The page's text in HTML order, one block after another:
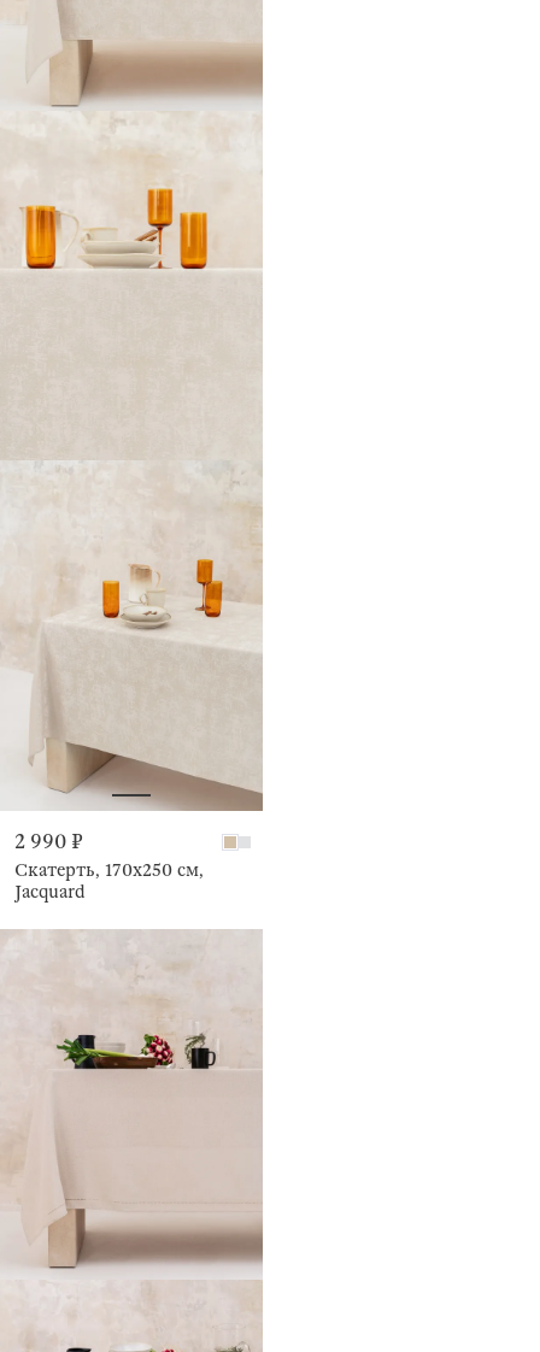
2 990 ₽
Скатерть, 170х250 см,
Jacquard